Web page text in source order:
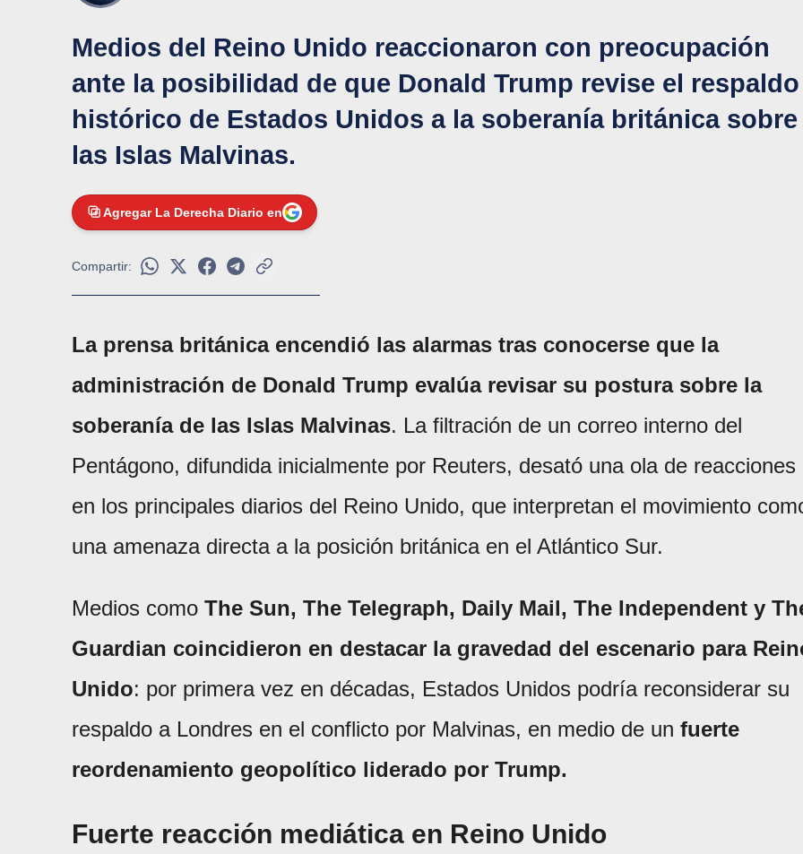
Medios del Reino Unido reaccionaron con preocupación
ante la posibilidad de que Donald Trump revise el respaldo
histórico de Estados Unidos a la soberanía británica sobre
las Islas Malvinas.
Agregar La Derecha Diario en
Compartir:
La prensa británica encendió las alarmas tras conocerse que la
administración de Donald Trump evalúa revisar su postura sobre la
soberanía de las Islas Malvinas. La filtración de un correo interno del
Pentágono, difundida inicialmente por Reuters, desató una ola de reacciones
en los principales diarios del Reino Unido, que interpretan el movimiento
una amenaza directa a la posición británica en el Atlántico Sur.
Medios como The Sun, The Telegraph, Daily Mail, The Independent y
Guardian coincidieron en destacar la gravedad del escenario para
Unido: por primera vez en décadas, Estados Unidos podría reconsiderar su
respaldo a Londres en el conflicto por Malvinas, en medio de un fuerte
reordenamiento geopolítico liderado por Trump.
Fuerte reacción mediática en Reino Unido